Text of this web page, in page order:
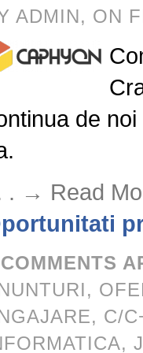
ADMIN, ON
de
. → Read
COMMENTS
,
, C/
,